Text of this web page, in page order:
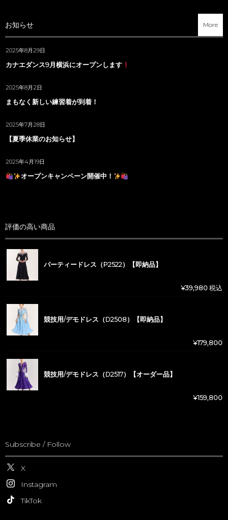
お知らせ
2025年8月29日
カナエダンス9月横浜にオープンします
2025年8月2日
まもなく新しい練習着が到着！
2025年7月28日
【夏季休業のお知らせ】
2025年4月19日
オープンキャンペーン開催中！
More
評価の高い商品
パーティードレス（P2522）【即納品】
¥39,980 税込
競技用/デモドレス（D2508）【即納品】
¥179,800
競技用/デモドレス（D2517）【オーダー品】
¥159,800
Subscribe / Follow
X
Instagram
TikTok